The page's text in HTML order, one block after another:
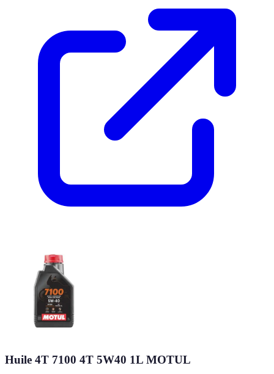
Huile 4T 7100 4T 5W40 1L MOTUL